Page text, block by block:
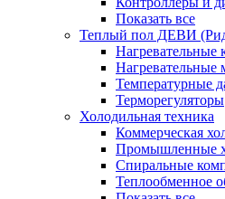
Показать все
Теплый пол ДЕВИ
Нагревательные
Нагревательные
Температурные
Терморегуляторы
Холодильная техника
Коммерческая
Промышленные
Спиральные
Теплообменное